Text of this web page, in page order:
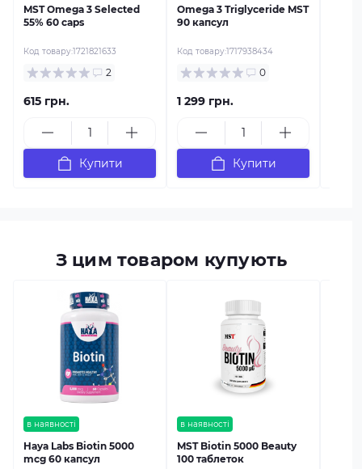
MST Omega 3 Selected
55% 60 caps
Код товару:1721821633
2
615 грн.
Купити
Omega 3 Triglyceride MST
90 капсул
Код товару:1717938434
0
1 299 грн.
Купити
З цим товаром купують
в наявності
Haya Labs Biotin 5000
mcg 60 капсул
в наявності
MST Biotin 5000 Beauty
100 таблеток